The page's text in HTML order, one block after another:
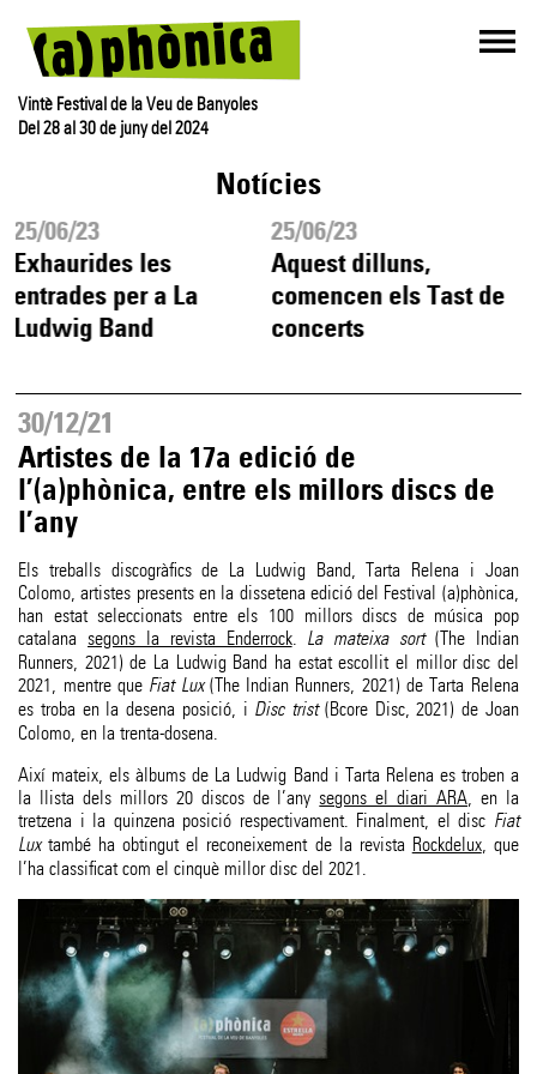
Vintè Festival de la Veu de Banyoles
Del 28 al 30 de juny del 2024
Notícies
25/06/23
Exhaurides les
entrades per a La
Ludwig Band
25/06/23
Aquest dilluns,
comencen els Tast de
concerts
30/12/21
Artistes de la 17a edició de
l’(a)phònica, entre els millors discs de
l’any
Els treballs discogràfics de La Ludwig Band, Tarta Relena i Joan
Colomo, artistes presents en la dissetena edició del Festival (a)phònica,
han estat seleccionats entre els 100 millors discs de música pop
catalanasegons la revista Enderrock. La mateixa sort(The Indian
Runners, 2021) de La Ludwig Band ha estat escollit el millor disc del
2021, mentre que Fiat Lux(The Indian Runners, 2021) de Tarta Relena
es troba en la desena posició, i Disc trist(Bcore Disc, 2021) de Joan
Colomo, en la trenta-dosena.
Així mateix, els àlbums de La Ludwig Band i Tarta Relena es troben a
la llista dels millors 20 discos de l’anysegons el diari ARA, en la
tretzena i la quinzena posició respectivament. Finalment, el disc Fiat
Luxtambé ha obtingut el reconeixement de la revista Rockdelux, que
l’ha classificat com el cinquè millor disc del 2021.